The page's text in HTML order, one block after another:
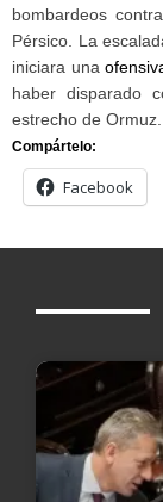
bombardeos
Pérsico. La
iniciara una
haber disparado
estrecho de Ormuz.
Compártelo:
Facebook